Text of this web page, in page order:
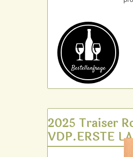
Bestell­anfrage
2025 Traiser
VDP.ERSTE